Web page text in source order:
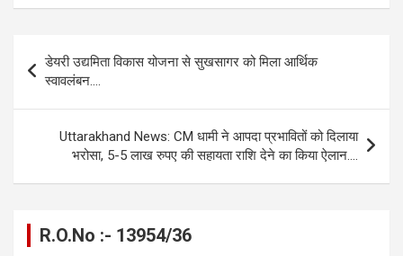
ce
b
o
o
k
se
n
g
er
at
A
p
p
e
a
m
ail py
Li
n
k
ar
Post
navigation
डेयरी उद्यमिता विकास योजना से सुखसागर को मिला आर्थिक
स्वावलंबन….
Uttarakhand News: CM धामी ने आपदा प्रभावितों को दिलाया
भरोसा, 5-5 लाख रुपए की सहायता राशि देने का किया ऐलान….
R.O.No :- 13954/36